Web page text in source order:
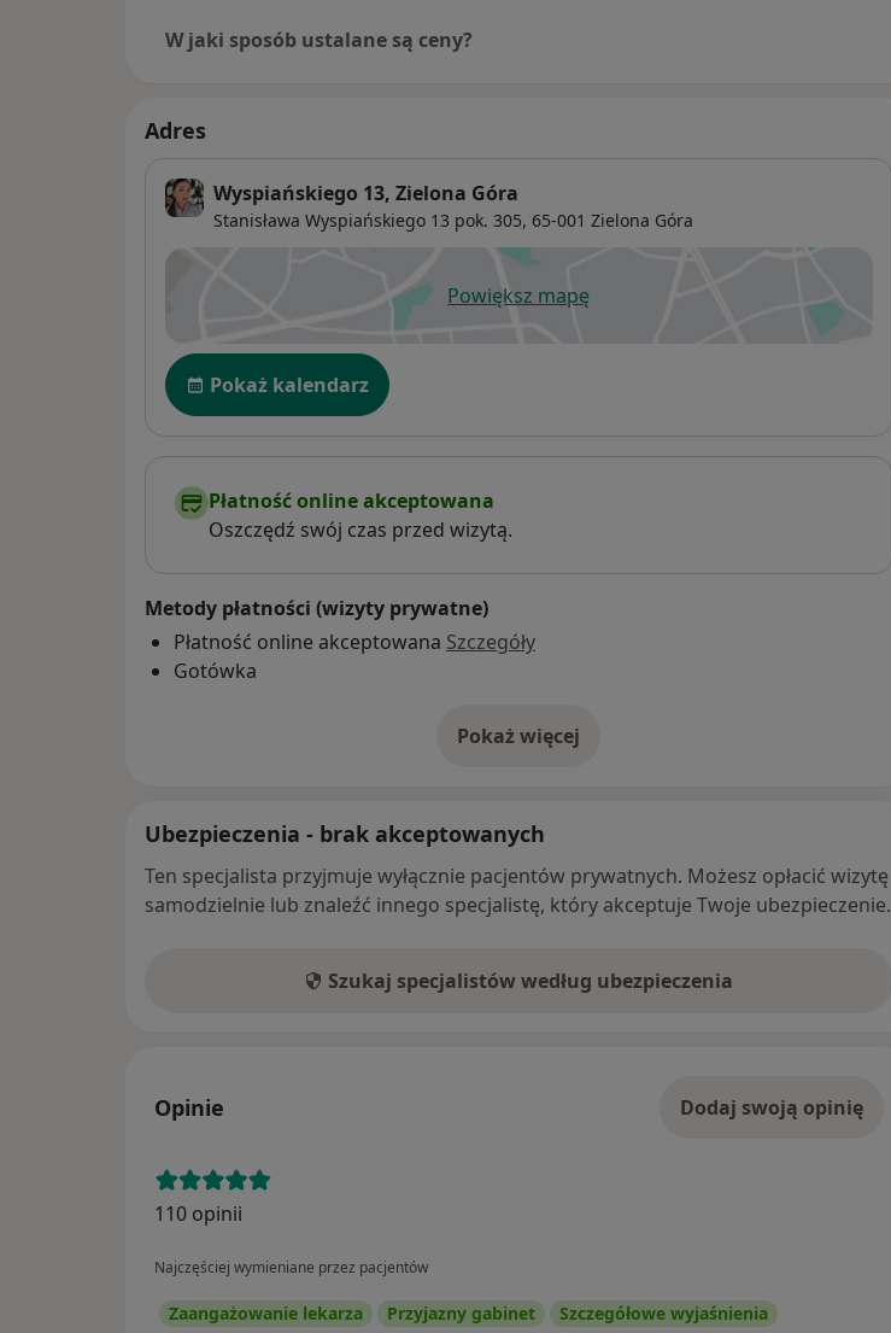
W jaki sposób ustalane są ceny?
Adres
Wyspiańskiego 13, Zielona Góra
Stanisława Wyspiańskiego 13 pok. 305, 65-001 Zielona Góra
Powiększ mapęotwiera się w nowej karcie
Dostępność
Pokaż kalendarz
Płatność online akceptowana
Oszczędź swój czas przed wizytą.
Metody płatności (wizyty prywatne)
Płatność online akceptowana Szczegóły
Gotówka
Pokaż więcej
o adresie
Ubezpieczenia - brak akceptowanych
Ten specjalista przyjmuje wyłącznie pacjentów prywatnych. Możesz opłacić wizytę
samodzielnie lub znaleźć innego specjalistę, który akceptuje Twoje ubezpieczenie.
Szukaj specjalistów według ubezpieczenia
Opinie Dodaj swoją opinię
110 opinii
Najczęściej wymieniane przez pacjentów
Zaangażowanie lekarza Przyjazny gabinet Szczegółowe wyjaśnienia